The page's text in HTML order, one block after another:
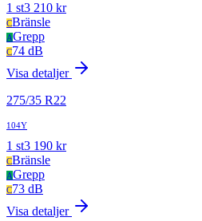
1 st3 210 kr
CBränsle
AGrepp
C74 dB
Visa detaljer
275/35 R22
104Y
1 st3 190 kr
CBränsle
AGrepp
C73 dB
Visa detaljer